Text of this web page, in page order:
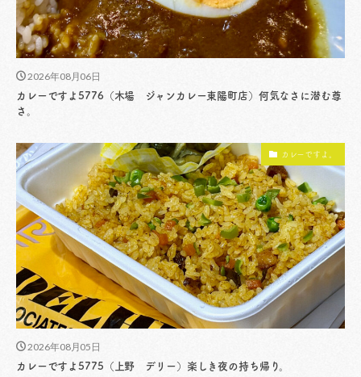
2026年08月06日
カレーですよ5776（木場 ジャンカレー東陽町店）何気なさに潜む尊
さ。
カレーですよ。
2026年08月05日
カレーですよ5775（上野 デリー）楽しき夜の持ち帰り。